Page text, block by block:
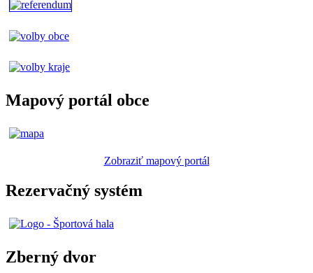
Mapový portál obce
Zobraziť mapový portál
Rezervačný systém
Zberný dvor